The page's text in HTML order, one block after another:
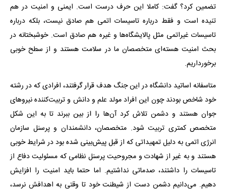
تضمین کرد؟ گفت: کاملا این حرف درست است. ایمنی و امنیت در هم
تنیده است و فقط درباره تاسیسات اتمی هم صادق نیست، بلکه درباره
تاسیسات غیراتمی مثل پالایشگاه‌ها و غیره هم صادق است. خوشبختانه در
بحث امنیت هسته‌ای متخصصان ما در سلامت هستند و از سطح خوبی
برخورداریم.
متاسفانه اساتید دانشگاه در این جنگ هدف قرار گرفتند، افرادی که در رشته
خود شاخص بودند چون این افراد مولد علم و دانش و تربیت‌کننده نیروهای
جوان هستند و دشمن تلاش کرد آن‌ها را از بین ببرند تا به این شکل
متخصص کمتری تربیت شود. متخصصان، دانشمندان و پرسنل سازمان
انرژی اتمی به دلیل تمهیداتی که از قبل پیش‌بینی شده بود در شرایط خوبی
هستند و به غیر از شهادت و مجروحیت پرسنل نظامی که مسئولیت دفاع از
تاسیسات را داشتند، صدماتی نداشتیم. اما حتما باید امنیت را افزایش
دهیم. می‌دانیم دشمن دست از شیطنت خود تا وقتی به اهدافش نرسد،